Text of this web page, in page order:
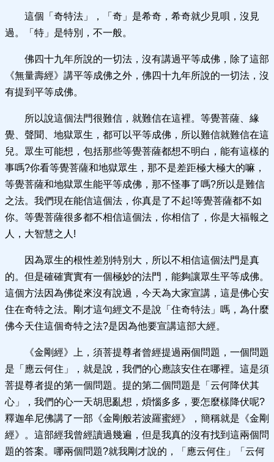
這個「奇特法」，「奇」是希奇，希奇就少見唄，沒見
過。「特」是特別，不一般。
佛四十九年所說的一切法，沒有講過平等成佛，除了這部
《無量壽經》講平等成佛之外，佛四十九年所說的一切法，沒
有提到平等成佛。
所以說這個法門很難信，就難信在這裡。等覺菩薩、緣
覺、聲聞、地獄眾生，都可以平等成佛，所以難信就難信在這
兒。眾生可能想，包括那些等覺菩薩都想不明白，能有這樣的
事嗎?你看等覺菩薩和地獄眾生，那不是差距極大極大的嘛，
等覺菩薩和地獄眾生能平等成佛，那不怪事了嗎?所以是難信
之法。我們現在能信這個法，你真是了不起!等覺菩薩都不如
你。等覺菩薩很多都不相信這個法，你相信了，你是大福報之
人，大智慧之人!
因為眾生的根性差別特別大，所以不相信這個法門是真
的。但是確確實實有一個極妙的法門，能夠讓眾生平等成佛。
這個方法因為佛從來沒有說過，今天為大家宣講，這是佛心安
住在奇特之法。剛才這句經文不是說「住奇特法」嗎，為什麼
佛今天住這個奇特之法?是因為他要宣講這部大經。
《金剛經》上，須菩提尊者曾經提過兩個問題，一個問題
是「應云何住」，就是說，我們的心應該安住在哪裡。這是須
菩提尊者提的第一個問題。提的第二個問題是「云何降伏其
心」，我們的心一天胡思亂想，煩惱多多，要怎麼樣降伏呢?
釋迦牟尼佛講了一部《金剛般若波羅蜜經》，簡稱就是《金剛
經》。這部經我曾經讀過幾遍，但是我真的沒有找到這兩個問
題的答案。哪兩個問題?就我剛才說的，「應云何住」「云何